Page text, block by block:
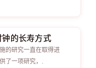
的长寿方式
的研究一直在取得进
了一项研究，.